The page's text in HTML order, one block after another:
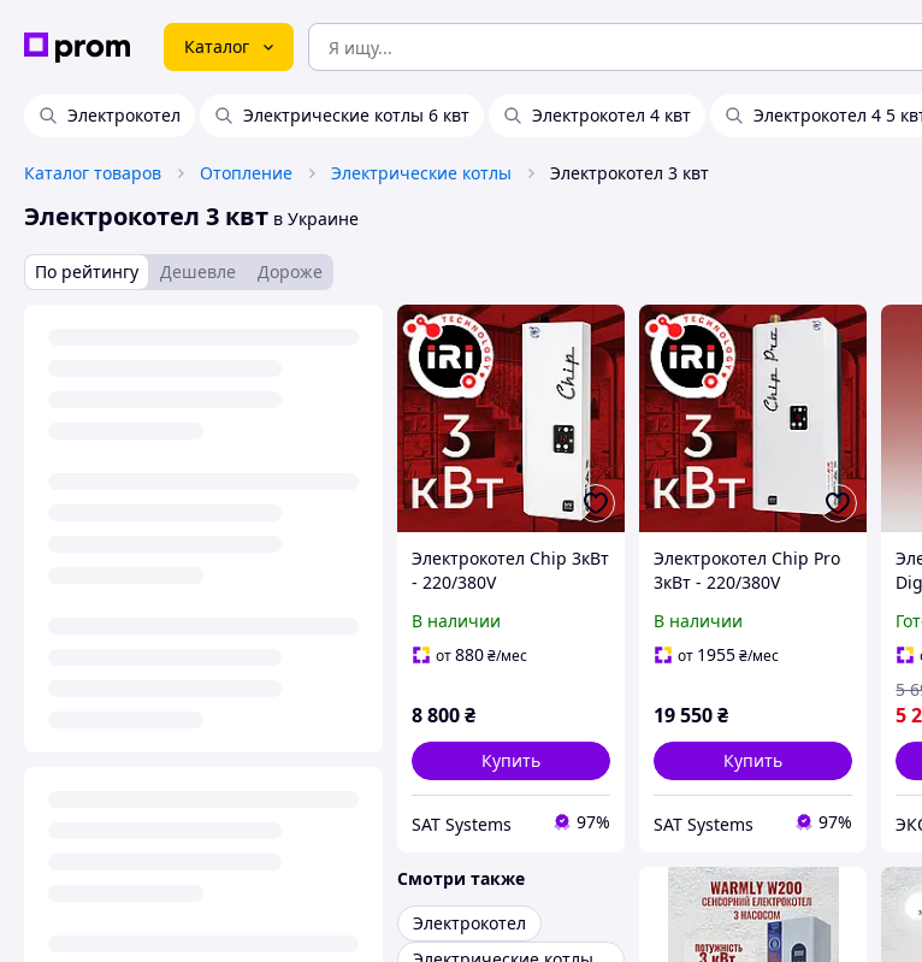
Каталог
Электрокотел Электрические котлы 6 квт Электрокотел 4 квт Электрокотел 4 5
Каталог товаров Отопление Электрические котлы Электрокотел 3 квт
Электрокотел 3 квт в Украине
По рейтингу Дешевле Дороже
Электрокотел Chip 3кВт
- 220/380V
В наличии
от880₴/мес
8 800₴
Купить
SAT Systems 97%
Электрокотел Chip Pro
3кВт - 220/380V
В наличии
от 1955₴/мес
19 550₴
Купить
SAT Systems 97%
5
5
Смотри также
Электрокотел